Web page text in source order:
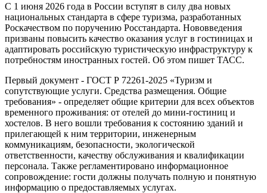
С 1 июня 2026 года в России вступят в силу два новых
национальных стандарта в сфере туризма, разработанных
Роскачеством по поручению Росстандарта. Нововведения
призваны повысить качество оказания услуг в гостиницах и
адаптировать российскую туристическую инфраструктуру к
потребностям иностранных гостей. Об этом пишет ТАСС.
Первый документ - ГОСТ Р 72261-2025 «Туризм и
сопутствующие услуги. Средства размещения. Общие
требования» - определяет общие критерии для всех объектов
временного проживания: от отелей до мини-гостиниц и
хостелов. В него вошли требования к состоянию зданий и
прилегающей к ним территории, инженерным
коммуникациям, безопасности, экологической
ответственности, качеству обслуживания и квалификации
персонала. Также регламентировано информационное
сопровождение: гости должны получать полную и понятную
информацию о предоставляемых услугах.